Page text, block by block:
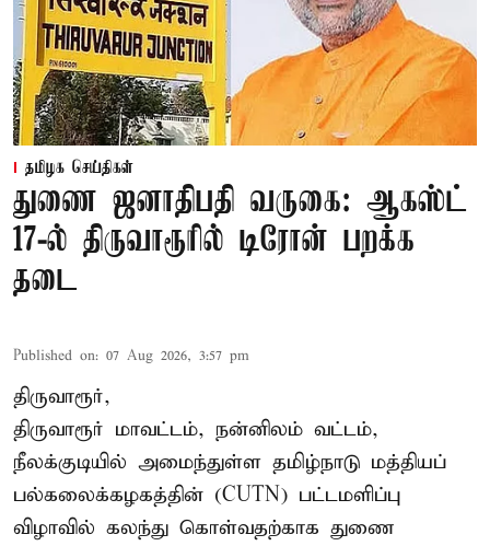
தமிழக செய்திகள்
துணை ஜனாதிபதி வருகை: ஆகஸ்ட்
17-ல் திருவாரூரில் டிரோன் பறக்க
தடை
Published on: 07 Aug 2026, 3:57 pm
திருவாரூர்,
திருவாரூர் மாவட்டம், நன்னிலம் வட்டம்,
நீலக்குடியில் அமைந்துள்ள தமிழ்நாடு மத்தியப்
பல்கலைக்கழகத்தின் (CUTN) பட்டமளிப்பு
விழாவில் கலந்து கொள்வதற்காக துணை